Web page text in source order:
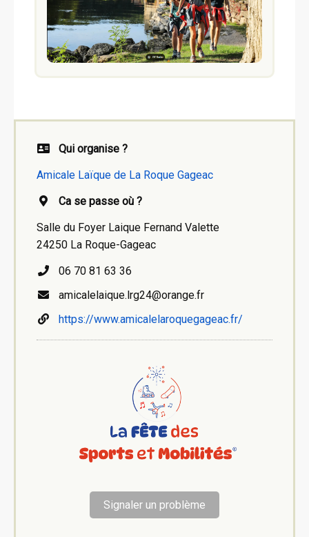
Qui organise ?
Amicale Laïque de La Roque Gageac
Ca se passe où ?
Salle du Foyer Laique Fernand Valette
24250 La Roque-Gageac
06 70 81 63 36
amicalelaique.lrg24@orange.fr
https://www.amicalelaroquegageac.fr/
Signaler un problème